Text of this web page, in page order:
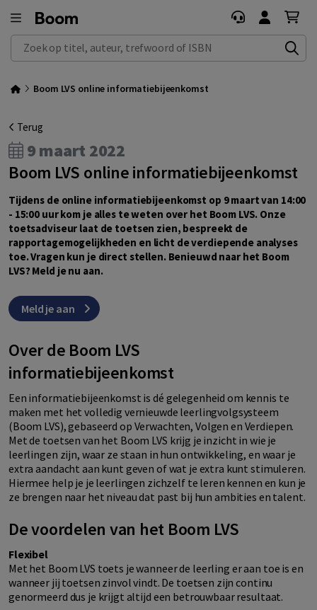
Zoek op titel, auteur, trefwoord of ISBN
Boom LVS online informatiebijeenkomst
Terug
9 maart 2022
Boom LVS online informatiebijeenkomst
Tijdens de online informatiebijeenkomst op 9 maart van 14:00
- 15:00 uur kom je alles te weten over het Boom LVS. Onze
toetsadviseur laat de toetsen zien, bespreekt de
rapportagemogelijkheden en licht de verdiepende analyses
toe. Vragen kun je direct stellen. Benieuwd naar het Boom
LVS? Meld je nu aan.
Meld je aan
Over de Boom LVS
informatiebijeenkomst
Een informatiebijeenkomst is dé gelegenheid om kennis te
maken met het volledig vernieuwde leerlingvolgsysteem
(Boom LVS), gebaseerd op Verwachten, Volgen en Verdiepen.
Met de toetsen van het Boom LVS krijg je inzicht in wie je
leerlingen zijn, waar ze staan in hun ontwikkeling, en waar je
extra aandacht aan kunt geven of wat je extra kunt stimuleren.
Hiermee help je je leerlingen zichzelf te leren kennen en kun je
ze brengen naar het niveau dat past bij hun ambities en talent.
De voordelen van het Boom LVS
Flexibel
Met het Boom LVS toets je wanneer de leerling er aan toe is en
wanneer jij toetsen zinvol vindt. De toetsen zijn continu
genormeerd dus je krijgt altijd een betrouwbaar resultaat.